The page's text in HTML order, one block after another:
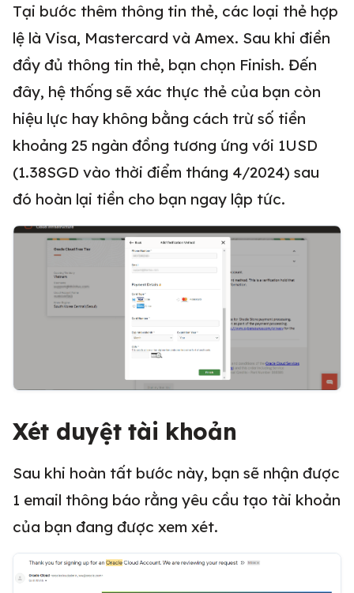
Tại bước thêm thông tin thẻ, các loại thẻ hợp
lệ là Visa, Mastercard và Amex. Sau khi điền
đầy đủ thông tin thẻ, bạn chọn Finish. Đến
đây, hệ thống sẽ xác thực thẻ của bạn còn
hiệu lực hay không bằng cách trừ số tiền
khoảng 25 ngàn đồng tương ứng với 1USD
(1.38SGD vào thời điểm tháng 4/2024) sau
đó hoàn lại tiền cho bạn ngay lập tức.
Xét duyệt tài khoản
Sau khi hoàn tất bước này, bạn sẽ nhận được
1 email thông báo rằng yêu cầu tạo tài khoản
của bạn đang được xem xét.